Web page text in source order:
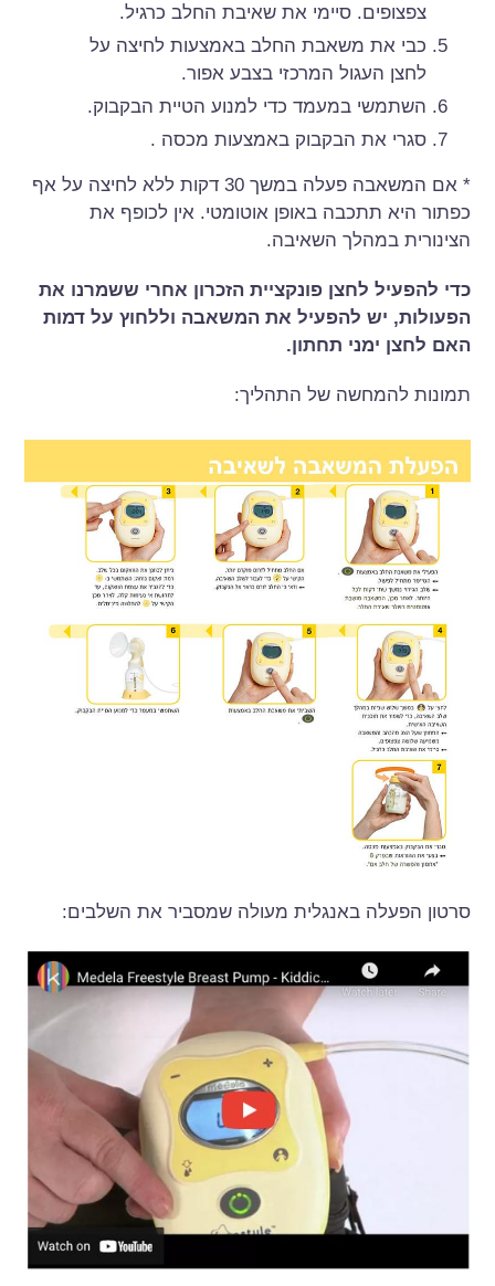
צפצופים. סיימי את שאיבת החלב כרגיל.
כבי את משאבת החלב באמצעות לחיצה על
לחצן העגול המרכזי בצבע אפור.
השתמשי במעמד כדי למנוע הטיית הבקבוק.
סגרי את הבקבוק באמצעות מכסה .
* אם המשאבה פעלה במשך 30 דקות ללא לחיצה על אף
כפתור היא תתכבה באופן אוטומטי. אין לכופף את
הצינורית במהלך השאיבה.
כדי להפעיל לחצן פונקציית הזכרון אחרי ששמרנו את
הפעולות, יש להפעיל את המשאבה וללחוץ על דמות
האם לחצן ימני תחתון.
תמונות להמחשה של התהליך:
סרטון הפעלה באנגלית מעולה שמסביר את השלבים: